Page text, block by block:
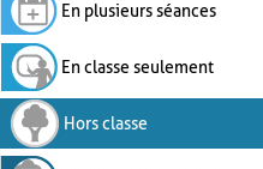
En plusieurs séances
En classe seulement
Hors classe